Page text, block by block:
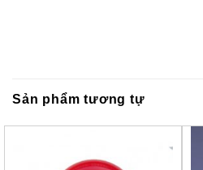
Sản phẩm tương tự